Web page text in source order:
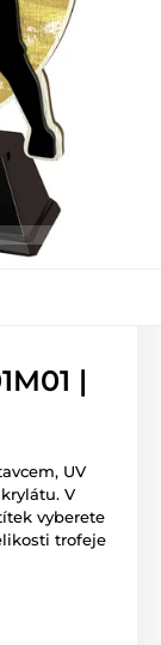
|
UV
V
vyberete
trofeje